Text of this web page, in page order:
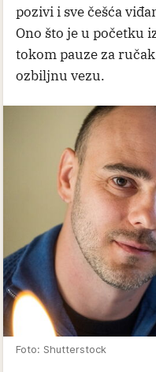
pozivi i sve češća
Ono što je u početku
tokom pauze za
ozbiljnu vezu.
Foto: Shutterstock